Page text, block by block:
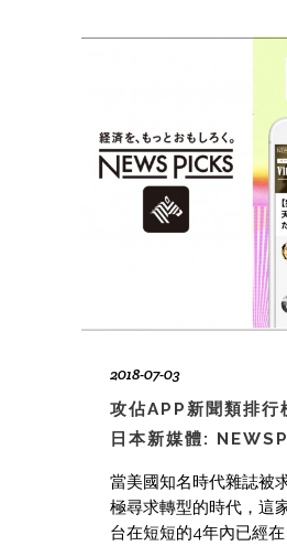
2018-07-03
攻佔APP新聞類排行
日本新媒體:
當美國知名時代雜誌被
極尋求轉型的時代，這
台在短短的4年內已經